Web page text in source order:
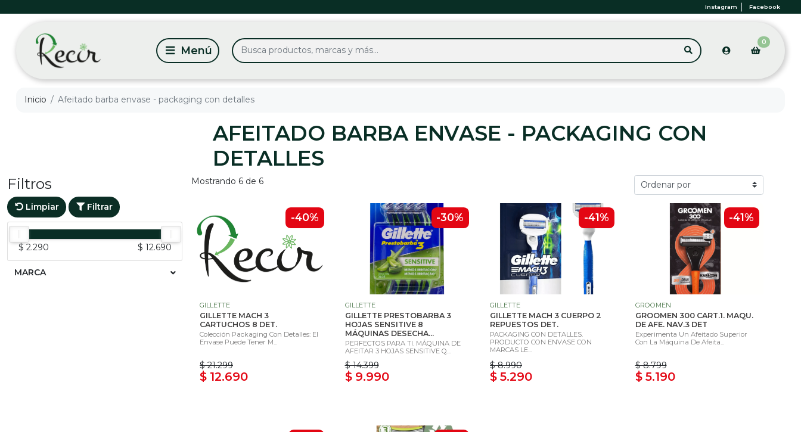
Instagram Facebook
0
Inicio Afeitado barba envase - packaging con detalles
AFEITADO BARBA ENVASE - PACKAGING CON
DETALLES
Filtros
Limpiar Filtrar
$ 2.290 $ 12.690
MARCA
Mostrando 6 de 6
-40%
GILLETTE
GILLETTE MACH 3
CARTUCHOS 8 DET.
Colección Packaging Con Detalles: El
Envase Puede Tener M...
$ 21.299
$ 12.690
-30%
GILLETTE
GILLETTE PRESTOBARBA 3
HOJAS SENSITIVE 8
MÁQUINAS DESECHA...
PERFECTOS PARA TI. MÁQUINA DE
AFEITAR 3 HOJAS SENSITIVE Q...
$ 14.399
$ 9.990
-41%
GILLETTE
GILLETTE MACH 3 CUERPO 2
REPUESTOS DET.
PACKAGING CON DETALLES.
PRODUCTO CON ENVASE CON
MARCAS LE...
$ 8.990
$ 5.290
-41%
GROOMEN
GROOMEN 300 CART.1. MAQU.
DE AFE. NAV.3 DET
Experimenta Un Afeitado Superior
Con La Máquina De Afeita...
$ 8.799
$ 5.190